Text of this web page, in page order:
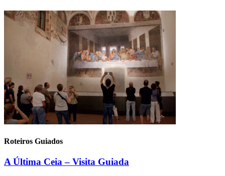
Roteiros Guiados
A Última Ceia – Visita Guiada